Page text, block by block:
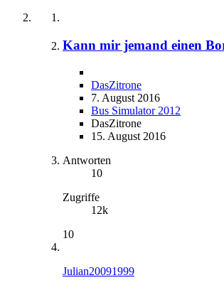
Kann mir jemand einen
DasZitrone
7. August 2016
Bus Simulator 2012
DasZitrone
15. August 2016
Antworten
10
Zugriffe
12k
10
Julian20091999